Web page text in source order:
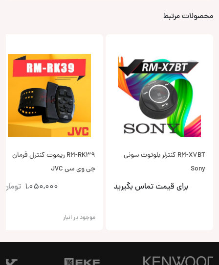
محصولات مرتبط
RM-X7BT کنترلر بلوتوث سونی
Sony
برای قیمت تماس بگیرید
RM-RK39 ریموت کنترل فرمان
جی وی سی JVC
1,050,000 تومان
موجود در انبار